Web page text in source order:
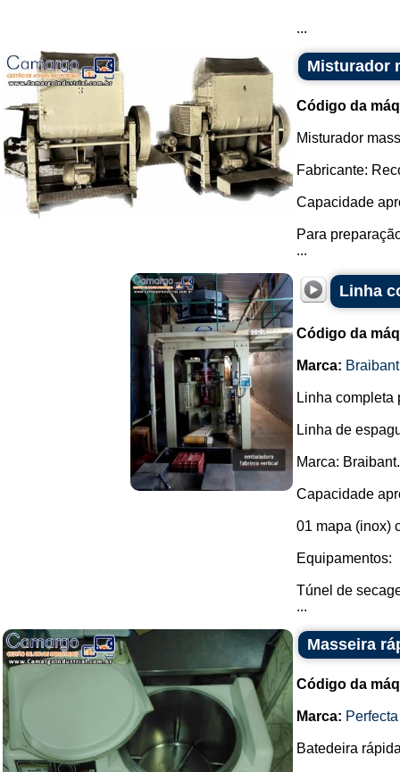
...
Misturador
Código da
Misturador
Fabricante:
Capacidade
Para
...
Linha
Código da
Marca:
Linha completa
Linha de
Marca: Braibant.
Capacidade
01 mapa (inox)
Equipamentos:
Túnel de
...
Masseira
Código da
Marca: Perfecta
Batedeira